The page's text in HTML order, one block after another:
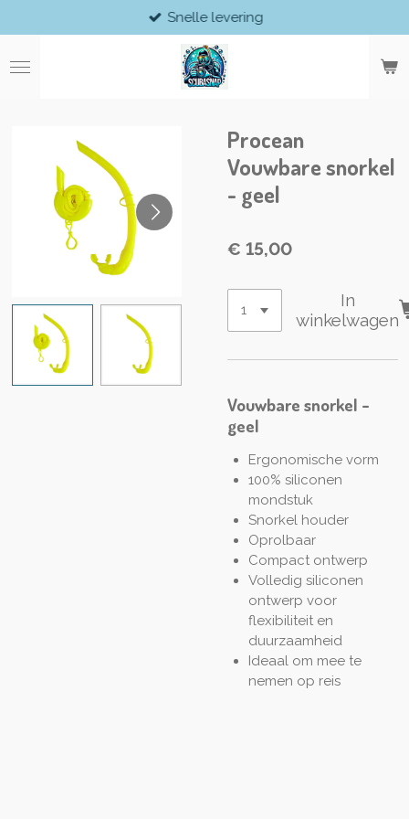
direct
naar
de
Snelle levering
Procean
Vouwbare snorkel
- geel
€ 15,00
In
winkelwagen
Vouwbare snorkel -
geel
Ergonomische vorm
100% siliconen
mondstuk
Snorkel houder
Oprolbaar
Compact ontwerp
Volledig siliconen
ontwerp voor
flexibiliteit en
duurzaamheid
Ideaal om mee te
nemen op reis